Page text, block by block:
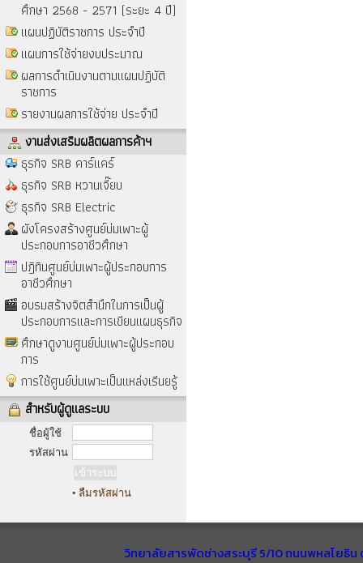
ศึกษา 2568 - 2571 (ระยะ 4 ปี)
แผนปฏิบัติราชการ ประจำปี
แผนการใช้จ่ายงบประมาณ
ผลการดำเนินงานตามแผนปฏิบัติ
ราชการ
รายงานผลการใช้จ่าย ประจำปี
งานส่งเสริมผลิตผลการค้าฯ
ธุรกิจ SRB คาร์แคร์
ธุรกิจ SRB หวานเจี๊ยบ
ธุรกิจ SRB Electric
ผังโครงสร้างศูนย์บ่มเพาะผู้
ประกอบการอาชีวศึกษา
ปฎิทินศูนย์บ่มเพาะผู้ประกอบการ
อาชีวศึกษา
อบรมสร้างจิตสำนึกในการเป็นผู้
ประกอบการและการเขียนแผนธุรกิจ
ศึกษาดูงานศูนย์บ่มเพาะผู้ประกอบ
การ
การใช้ศูนย์บ่มเพาะเป็นแหล่งเรีนยรู้
สำหรับผู้ดูแลระบบ
ชื่อผู้ใช้
รหัสผ่าน
• ลืมรหัสผ่าน
วิทยาลัยสารพัดช่างสระบุรี 5/10 ถนนพหลโยธิ